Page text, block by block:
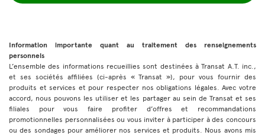
Information importante quant au traitement des renseignements
personnels
L’ensemble des informations recueillies sont destinées à Transat A.T. inc.,
et ses sociétés affiliées (ci-après « Transat »), pour vous fournir des
produits et services et pour respecter nos obligations légales. Avec votre
accord, nous pouvons les utiliser et les partager au sein de Transat et ses
filiales pour vous faire profiter d’offres et recommandations
promotionnelles personnalisées ou vous inviter à participer à des concours
ou des sondages pour améliorer nos services et produits. Nous avons mis